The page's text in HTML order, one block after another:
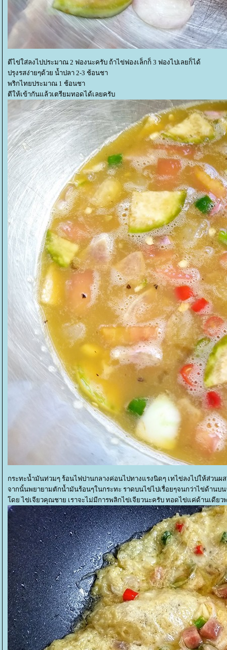
ตีไข่ใส่ลงไปประมาณ 2 ฟองนะครับ ถ้าไข่ฟองเล็กก็ 3 ฟองไปเลยก็ได้
ปรุงรสง่ายๆด้วย น้ำปลา 2-3 ช้อนชา
พริกไทยประมาณ 1 ช้อนชา
ตีให้เข้ากันแล้วเตรียมทอดได้เลยครับ
กระทะน้ำมันท่วมๆ ร้อนไฟปานกลางค่อนไปทางแรงนิดๆ เทไข่ลงไปให้ส่วนผ
จากนั้นพยายามตักน้ำมันร้อนๆในกระทะ ราดบนไข่ไปเรื่อยๆจนกว่าไข่ด้านบ
ดย ไข่เจียวคุณชาย เราจะไม่มีการพลิกไข่เจียวนะครับ ทอดไข่แค่ด้านเดียว